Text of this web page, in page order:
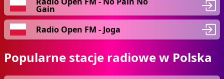
Gain
Radio Open FM - Joga
Popularne stacje radiowe w Polska